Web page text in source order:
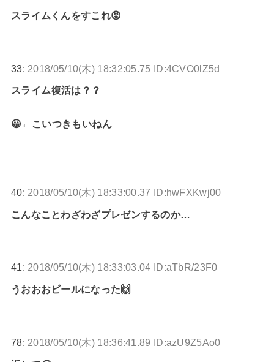
スライムくんをすこれ😡
33: 2018/05/10(木) 18:32:05.75 ID:4CVO0lZ5d
スライム復活は？？
😀←こいつきもいねん
40: 2018/05/10(木) 18:33:00.37 ID:hwFXKwj00
こんなことわざわざプレゼンするのか…
41: 2018/05/10(木) 18:33:03.04 ID:aTbR/23F0
うおおおビールになった🙌
78: 2018/05/10(木) 18:36:41.89 ID:azU9Z5Ao0